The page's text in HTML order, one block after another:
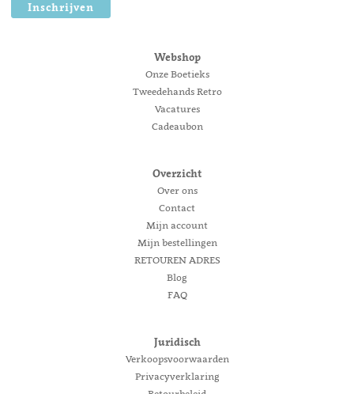
Inschrijven
Webshop
Onze Boetieks
Tweedehands Retro
Vacatures
Cadeaubon
Overzicht
Over ons
Contact
Mijn account
Mijn bestellingen
RETOUREN ADRES
Blog
FAQ
Juridisch
Verkoopsvoorwaarden
Privacyverklaring